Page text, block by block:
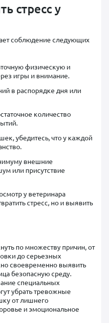
стресс у
соблюдение следующих
физическую и
игры и внимание.
в распорядке дня или
количество
убедитесь, что у каждой
внешние
или присутствие
у ветеринара
стресс, но и выявить
по множеству причин, от
до серьезных
своевременно выявить
безопасную среду.
специальных
убрать тревожные
от лишнего
и эмоциональное